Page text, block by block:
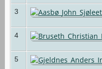
3
4
5